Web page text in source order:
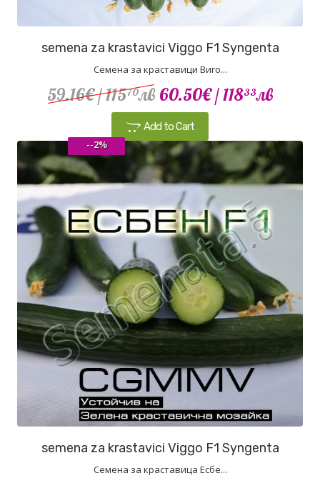
semena za krastavici Viggo F1 Syngenta
Семена за краставици Виго...
59.16€/ 11570лв 60.50€/ 11833лв
Add to Cart
semena za krastavici Viggo F1 Syngenta
Семена за краставица Есбе...
--2%